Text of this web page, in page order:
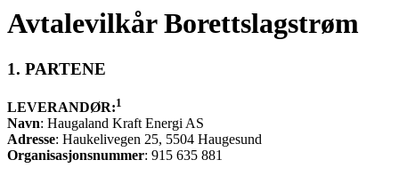
Avtalevilkår Borettslagstrøm
1. PARTENE
LEVERANDØR:1
Navn: Haugaland Kraft Energi AS
Adresse: Haukelivegen 25, 5504 Haugesund
Organisasjonsnummer: 915 635 881